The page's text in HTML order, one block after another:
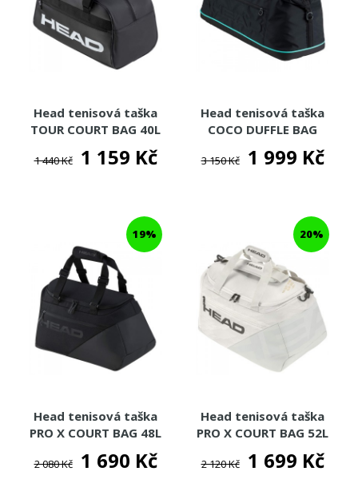
Head tenisová taška
TOUR COURT BAG 40L
1 440 Kč 1 159 Kč
Head tenisová taška
COCO DUFFLE BAG
3 150 Kč 1 999 Kč
19%
Head tenisová taška
PRO X COURT BAG 48L
2 080 Kč 1 690 Kč
20%
Head tenisová taška
PRO X COURT BAG 52L
2 120 Kč 1 699 Kč